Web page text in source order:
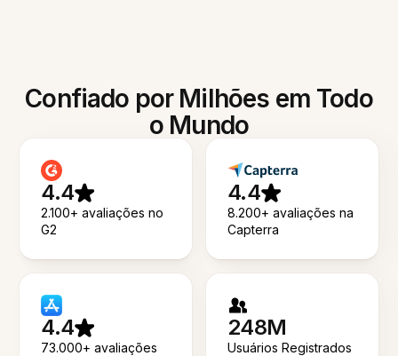
Confiado por Milhões em Todo
o Mundo
4.4
2.100+ avaliações no
G2
4.4
8.200+ avaliações na
Capterra
4.4
73.000+ avaliações
248M
Usuários Registrados